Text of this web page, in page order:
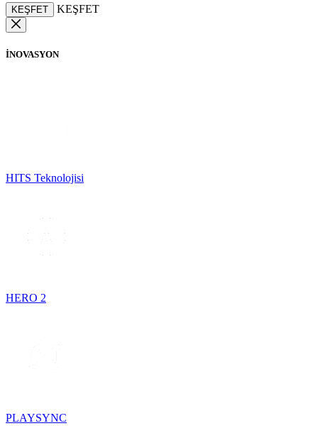
KEŞFET KEŞFET
İNOVASYON
HITS Teknolojisi
HERO 2
PLAYSYNC